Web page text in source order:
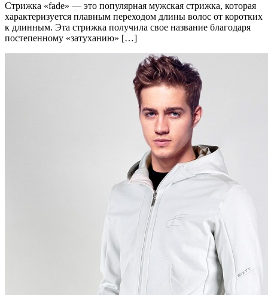
Стрижка «fade» — это популярная мужская стрижка, которая
характеризуется плавным переходом длины волос от коротких
к длинным. Эта стрижка получила свое название благодаря
постепенному «затуханию» […]